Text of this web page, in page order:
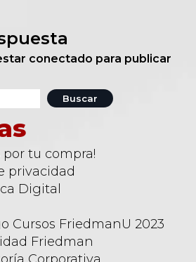
conectado para publicar
por tu compra!
privacidad
Digital
Cursos FriedmanU 2023
Friedman